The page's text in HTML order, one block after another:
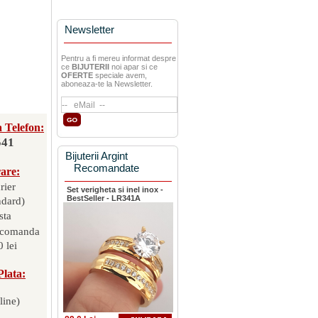
Telefon:
lei
Newsletter
Pentru a fi mereu informat despre
ce BIJUTERII noi apar si ce
OFERTE speciale avem,
aboneaza-te la Newsletter.
Bijuterii Argint
Recomandate
Set verigheta si inel inox -
BestSeller - LR341A